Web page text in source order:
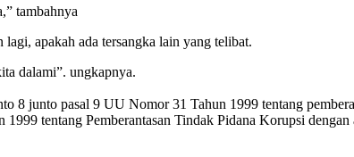
tambahnya
apakah ada tersangka lain yang telibat.
dalami”. ungkapnya.
8 junto pasal 9 UU Nomor 31 Tahun 1999 tentang
tentang Pemberantasan Tindak Pidana Korupsi